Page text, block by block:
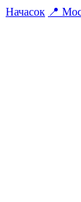
Начасок 📍